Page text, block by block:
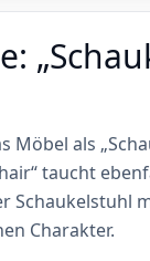
als
taucht
Schaukelstuhl
Charakter.